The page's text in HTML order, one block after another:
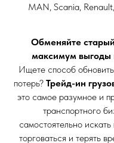
MAN, Scania,
Обменяйте
максимум выгоды
Ищете способ
потерь? Трейд-ин
это самое разумное и
транспортного
самостоятельно
торговаться и терять